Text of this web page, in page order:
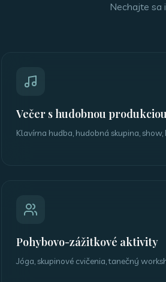
Nechajte sa
Večer s hudobnou produkciou
Klavírna hudba, hudobná skupina, show,
Pohybovo-zážitkové aktivity
Jóga, skupinové cvičenia, tanečný